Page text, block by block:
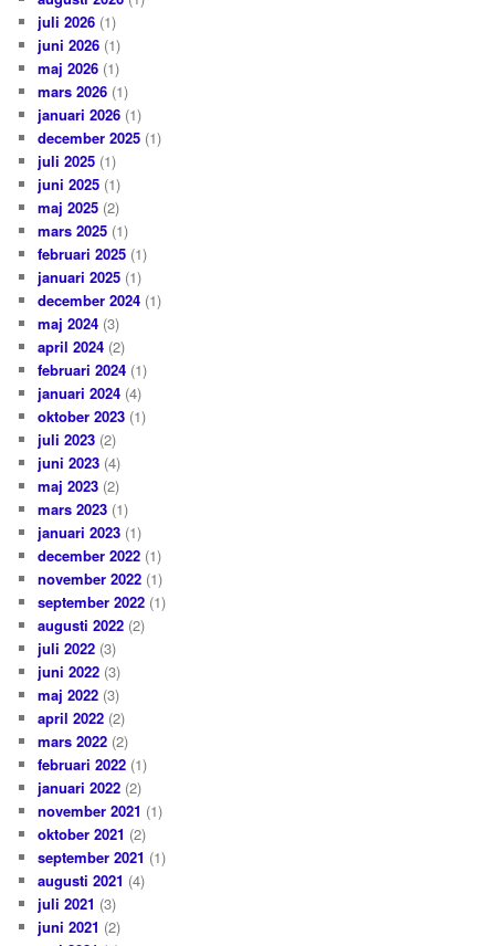
juli 2026 (1)
juni 2026 (1)
maj 2026 (1)
mars 2026 (1)
januari 2026 (1)
december 2025 (1)
juli 2025 (1)
juni 2025 (1)
maj 2025 (2)
mars 2025 (1)
februari 2025 (1)
januari 2025 (1)
december 2024 (1)
maj 2024 (3)
april 2024 (2)
februari 2024 (1)
januari 2024 (4)
oktober 2023 (1)
juli 2023 (2)
juni 2023 (4)
maj 2023 (2)
mars 2023 (1)
januari 2023 (1)
december 2022 (1)
november 2022 (1)
september 2022 (1)
augusti 2022 (2)
juli 2022 (3)
juni 2022 (3)
maj 2022 (3)
april 2022 (2)
mars 2022 (2)
februari 2022 (1)
januari 2022 (2)
november 2021 (1)
oktober 2021 (2)
september 2021 (1)
augusti 2021 (4)
juli 2021 (3)
juni 2021 (2)